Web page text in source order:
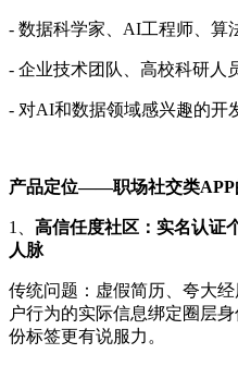
- 数据科学家、AI工程师、算
- 企业技术团队、高校科研人
- 对AI和数据领域感兴趣的开
产品定位——职场社交类APP
1、 高信任度社区： 实名认证
人脉
传统问题：虚假简历、夸大
户行为的实际信息绑定圈层
份标签更有说服力。